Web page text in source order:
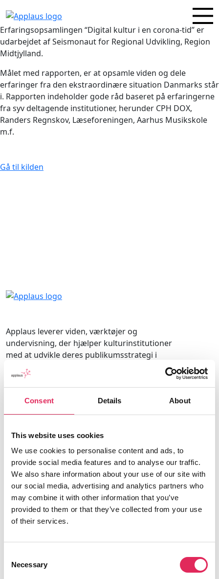
Consent Details About
This website uses cookies
We use cookies to personalise content and ads, to
provide social media features and to analyse our traffic.
We also share information about your use of our site with
our social media, advertising and analytics partners who
may combine it with other information that you’ve
provided to them or that they’ve collected from your use
of their services.
Selection
Necessary
Erfaringsopsamlingen “Digital kultur i en corona-tid” er
udarbejdet af Seismonaut for Regional Udvikling, Region
Midtjylland.
Målet med rapporten, er at opsamle viden og dele
erfaringer fra den ekstraordinære situation Danmarks står
i. Rapporten indeholder gode råd baseret på erfaringerne
fra syv deltagende institutioner, herunder CPH DOX,
Randers Regnskov, Læseforeningen, Aarhus Musikskole
m.f.
Gå til kilden
Applaus leverer viden, værktøjer og
undervisning, der hjælper kulturinstitutioner
med at udvikle deres publikumsstrategi i
overensstemmelse med deres mission.
Det gør vi, for at endnu flere borgere får
mulighed for at møde kunsten og kulturen, og
for at kulturinstitutionerne får kvalificeret viden
publikumsudvikling.
Applaus er finansieret af Kulturministeriet.
Find os
Farvergade 27, opgang D, 3. sal 1463